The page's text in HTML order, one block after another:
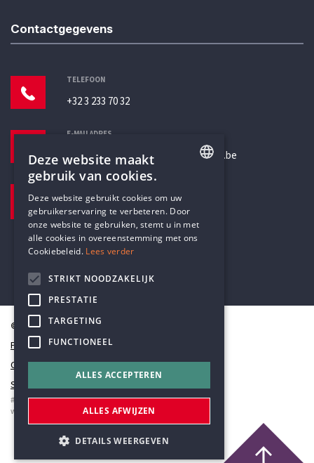
Contactgegevens
TELEFOON
+32 3 233 70 32
E-MAILADRES
secretariaat@humanistischverbond.be
Pottenbrug 4
Antwerpen, 2000
© Humanistisch Verbond 2026
Privacy
Cookiestatement
Sitemap
#codedwithlove byCodelines
webapplicaties
mobiele apps&maatwerk websites
DUTCH
Deze website maakt
gebruik van cookies.
Deze website gebruikt cookies om uw
gebruikerservaring te verbeteren. Door
onze website te gebruiken, stemt u in met
alle cookies in overeenstemming met ons
Cookiebeleid. Lees verder
STRIKT NOODZAKELIJK
PRESTATIE
TARGETING
FUNCTIONEEL
ALLES ACCEPTEREN
ALLES AFWIJZEN
DETAILS WEERGEVEN